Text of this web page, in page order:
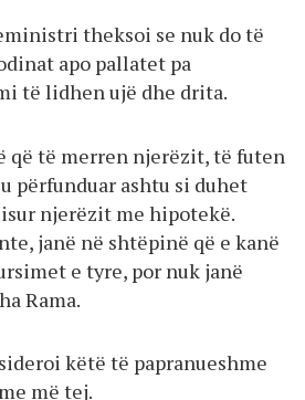
theksoi se nuk do të
apo pallatet pa
të lidhen ujë dhe drita.
që të merren njerëzit, të futen
përfunduar ashtu si duhet
njerëzit me hipotekë.
janë në shtëpinë që e kanë
e tyre, por nuk janë
Rama.
këtë të papranueshme
më tej.